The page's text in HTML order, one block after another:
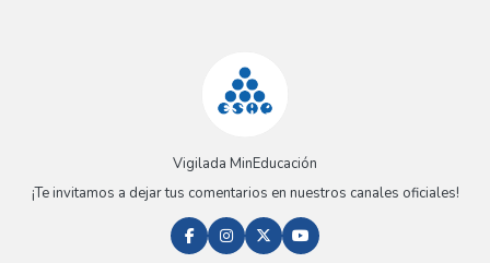
Vigilada MinEducación
¡Te invitamos a dejar tus comentarios en nuestros canales oficiales!